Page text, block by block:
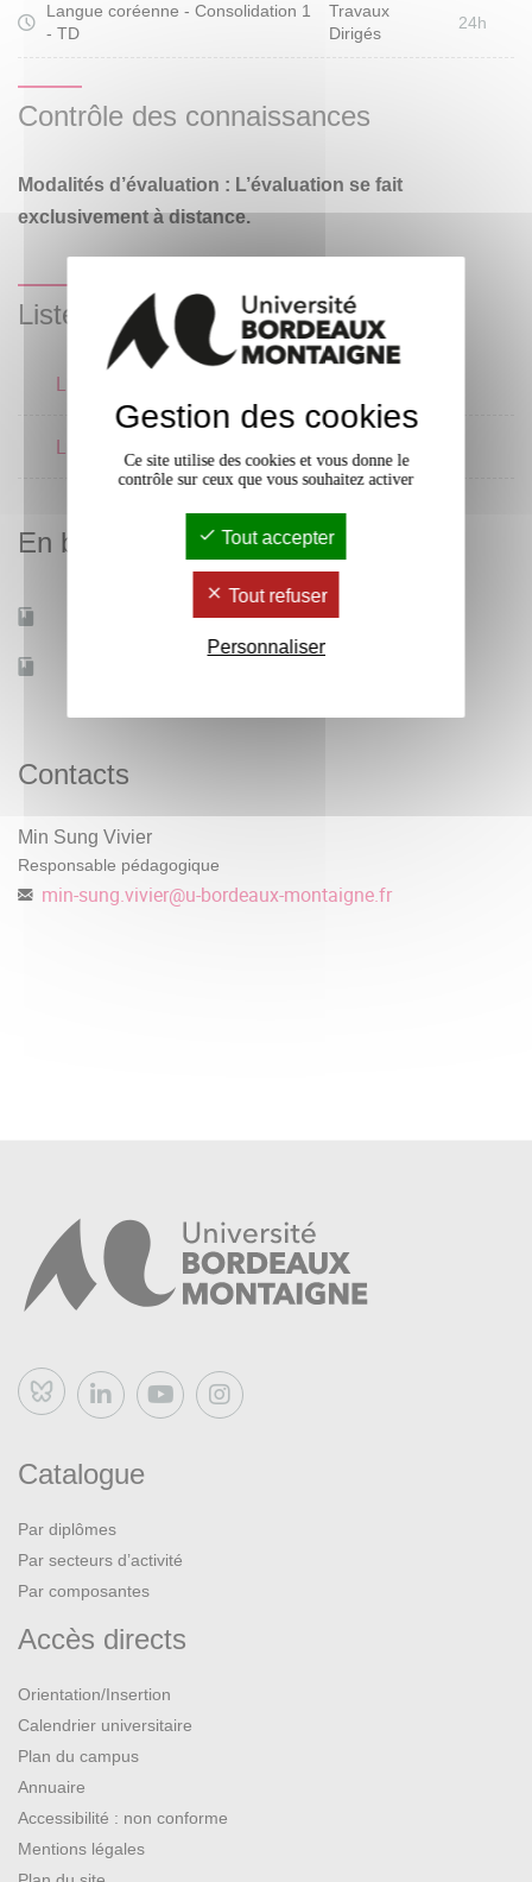
Langue coréenne - Consolidation 1
- TD
Travaux
Dirigés
24h
Contrôle des connaissances
Modalités d’évaluation : L’évaluation se fait
exclusivement à distance.
Liste des enseignements
Langue écrite
Langue orale
En bref
Mobilité d'études Oui
Contacts
Min Sung Vivier
Responsable pédagogique
min-sung.vivier@u-bordeaux-montaigne.fr
Bluesky
Catalogue
Par diplômes
Par secteurs d’activité
Par composantes
Accès directs
Orientation/Insertion
Calendrier universitaire
Plan du campus
Annuaire
Accessibilité : non conforme
Mentions légales
Gestion des cookies
Ce site utilise des cookies et vous donne le
contrôle sur ceux que vous souhaitez activer
Tout accepter
Tout refuser
Personnaliser